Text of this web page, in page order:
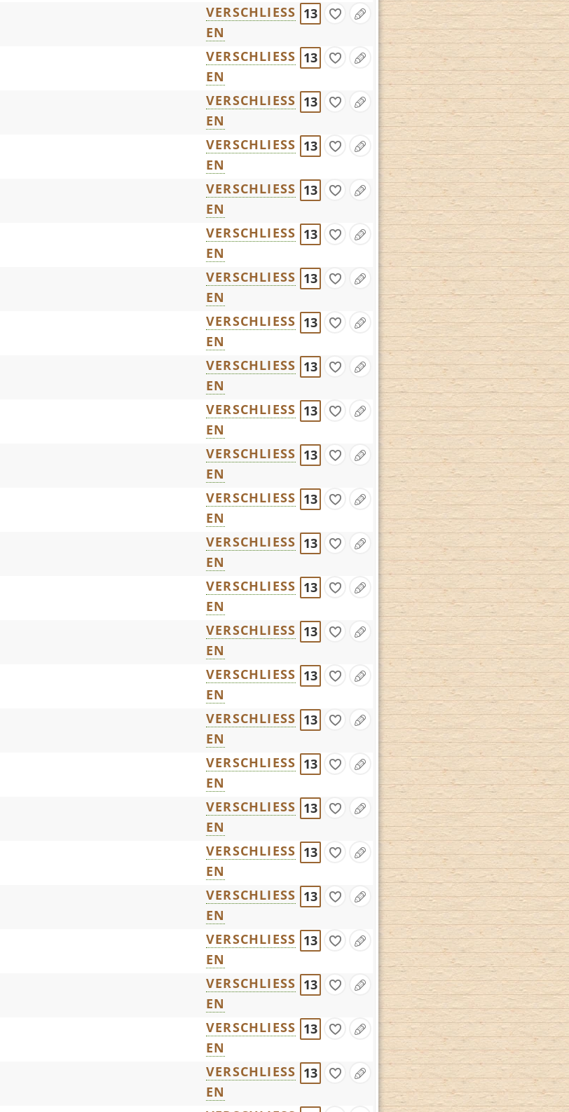
VERSCHLIESS
EN
13
VERSCHLIESS
EN
13
VERSCHLIESS
EN
13
VERSCHLIESS
EN
13
VERSCHLIESS
EN
13
VERSCHLIESS
EN
13
VERSCHLIESS
EN
13
VERSCHLIESS
EN
13
VERSCHLIESS
EN
13
VERSCHLIESS
EN
13
VERSCHLIESS
EN
13
VERSCHLIESS
EN
13
VERSCHLIESS
EN
13
VERSCHLIESS
EN
13
VERSCHLIESS
EN
13
VERSCHLIESS
EN
13
VERSCHLIESS
EN
13
VERSCHLIESS
EN
13
VERSCHLIESS
EN
13
VERSCHLIESS
EN
13
VERSCHLIESS
EN
13
VERSCHLIESS
EN
13
VERSCHLIESS
EN
13
VERSCHLIESS
EN
13
VERSCHLIESS
EN
13